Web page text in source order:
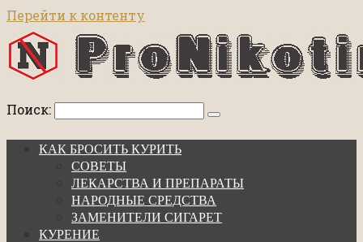
Перейти к контенту
Поиск:
КАК БРОСИТЬ КУРИТЬ
СОВЕТЫ
ЛЕКАРСТВА И ПРЕПАРАТЫ
НАРОДНЫЕ СРЕДСТВА
ЗАМЕНИТЕЛИ СИГАРЕТ
КУРЕНИЕ